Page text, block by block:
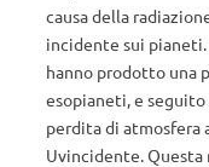
causa della
incidente sui
hanno prodotto una
esopianeti, e
perdita di atmosfera
Uvincidente. Questa